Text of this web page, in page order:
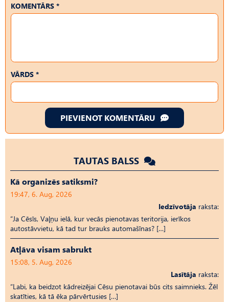
KOMENTĀRS *
VĀRDS *
PIEVIENOT KOMENTĀRU
TAUTAS BALSS
Kā organizēs satiksmi?
19:47, 6. Aug, 2026
Iedzīvotāja raksta:
“Ja Cēsīs, Vaļņu ielā, kur vecās pienotavas teritorija, ierīkos
autostāvvietu, kā tad tur brauks automašīnas? […]
Atļāva visam sabrukt
15:08, 5. Aug, 2026
Lasītāja raksta:
“Labi, ka beidzot kādreizējai Cēsu pienotavai būs cits saimnieks. Žēl
skatīties, kā tā ēka pārvērtusies […]